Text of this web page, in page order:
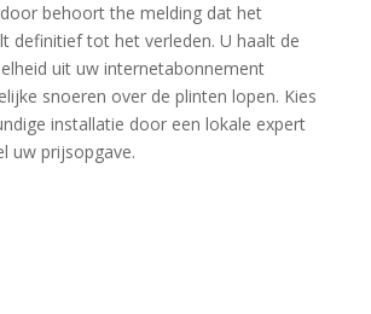
behoort the melding dat het
definitief tot het verleden. U haalt de
uit uw internetabonnement
snoeren over de plinten lopen. Kies
installatie door een lokale expert
uw prijsopgave.